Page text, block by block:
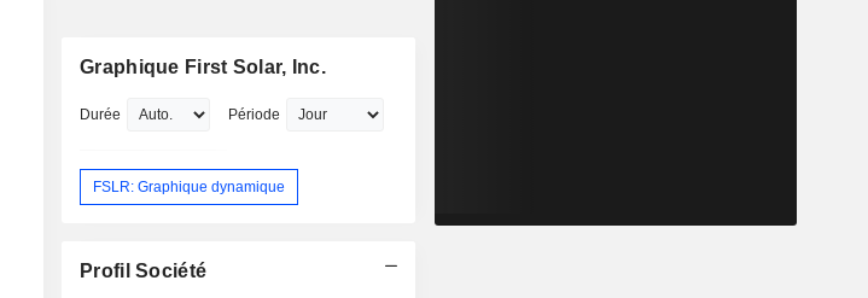
Graphique First Solar, Inc.
Durée Période
FSLR: Graphique dynamique
Profil Société